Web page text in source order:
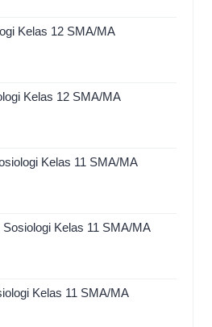
Kelas 12 SMA/MA
Kelas 12 SMA/MA
Kelas 11 SMA/MA
Kelas 11 SMA/MA
Kelas 11 SMA/MA